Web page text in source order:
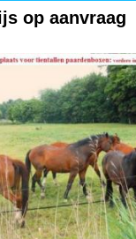
op aanvraag